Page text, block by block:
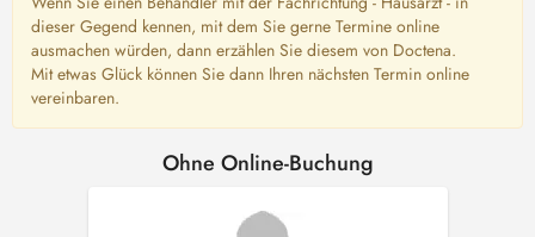
dieser Gegend kennen, mit dem Sie gerne Termine online
ausmachen würden, dann erzählen Sie diesem von Doctena.
Mit etwas Glück können Sie dann Ihren nächsten Termin online
vereinbaren.
Ohne Online-Buchung